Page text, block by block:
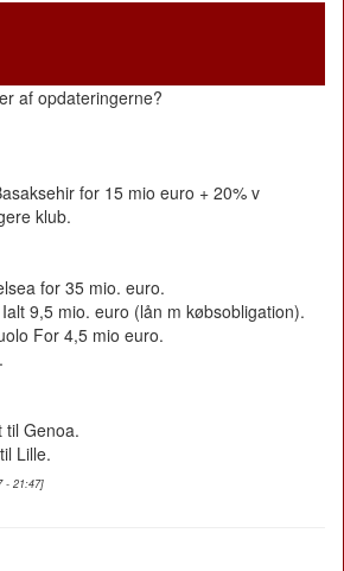
af opdateringerne?
for 15 mio euro + 20% v
klub.
for 35 mio. euro.
9,5 mio. euro (lån m købsobligation).
For 4,5 mio euro.
til Genoa.
Lille.
- 21:47]